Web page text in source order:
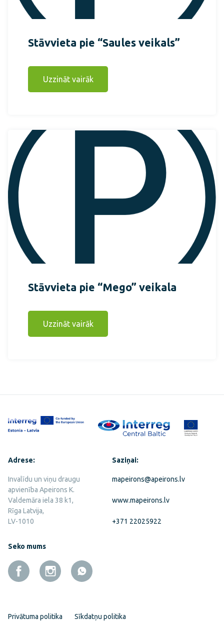
Stāvvieta pie “Saules veikals”
Uzzināt vairāk
Stāvvieta pie “Mego” veikala
Uzzināt vairāk
Adrese:
Invalīdu un viņu draugu
apvienība Apeirons K.
Valdemāra iela 38 k1,
Rīga Latvija,
LV-1010
Saziņai:
mapeirons@apeirons.lv
www.mapeirons.lv
+371 22025922
Seko mums
Privātuma politika Sīkdatņu politika